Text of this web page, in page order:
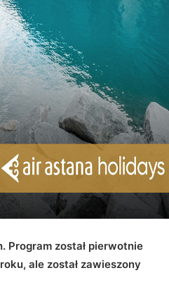
Program został pierwotnie
ale został zawieszony